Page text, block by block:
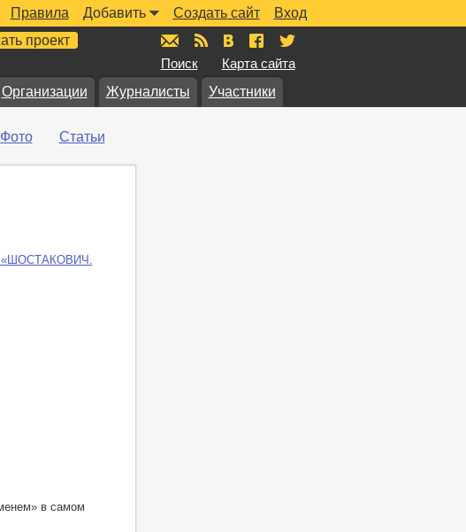
Вход
Создать сайт
Добавить
Правила
проект
Поиск Карта сайта
Организации Журналисты Участники
Фото Статьи
«ШОСТАКОВИЧ.
в самом